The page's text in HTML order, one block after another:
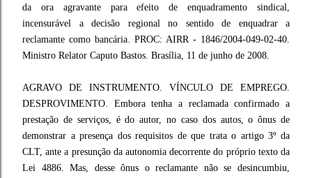
da ora agravante para efeito de enquadramento sindical,
incensurável a decisão regional no sentido de enquadrar a
reclamante como bancária. PROC: AIRR - 1846/2004-049-02-40.
Ministro Relator Caputo Bastos. Brasília, 11 de junho de 2008.
AGRAVO DE INSTRUMENTO. VÍNCULO DE EMPREGO.
DESPROVIMENTO. Embora tenha a reclamada confirmado a
prestação de serviços, é do autor, no caso dos autos, o ônus de
demonstrar a presença dos requisitos de que trata o artigo 3º da
CLT, ante a presunção da autonomia decorrente do próprio texto da
Lei 4886. Mas, desse ônus o reclamante não se desincumbiu,